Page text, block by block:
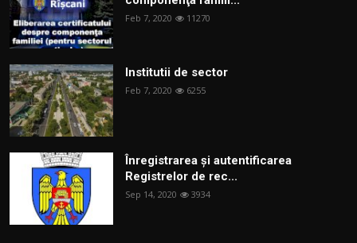
Feb 7, 2020 11270
Institutii de sector
Feb 7, 2020 6255
Înregistrarea și autentificarea
Registrelor de rec...
Sep 14, 2020 3934